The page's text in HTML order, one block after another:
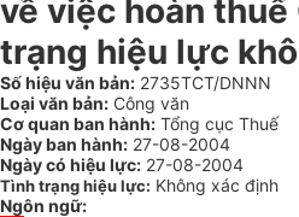
về việc hoàn thuế
trạng hiệu lực
Số hiệu văn bản: 2735TCT/DNNN
Loại văn bản: Công văn
Cơ quan ban hành: Tổng cục Thuế
Ngày ban hành: 27-08-2004
Ngày có hiệu lực: 27-08-2004
Tình trạng hiệu lực: Không xác định
Ngôn ngữ: